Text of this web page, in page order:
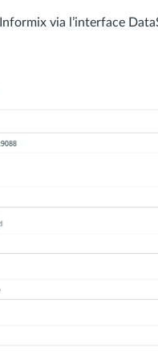
via l’interface